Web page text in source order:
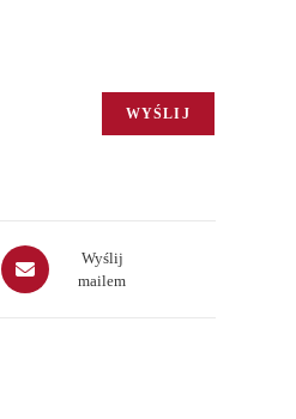
Opens
in
Wyślij
mailem